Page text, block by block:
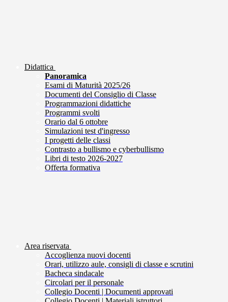
Didattica
Panoramica
Esami di Maturità 2025/26
Documenti del Consiglio di Classe
Programmazioni didattiche
Programmi svolti
Orario dal 6 ottobre
Simulazioni test d'ingresso
I progetti delle classi
Contrasto a bullismo e cyberbullismo
Libri di testo 2026-2027
Offerta formativa
Area riservata
Accoglienza nuovi docenti
Orari, utilizzo aule, consigli di classe e scrutini
Bacheca sindacale
Circolari per il personale
Collegio Docenti | Documenti approvati